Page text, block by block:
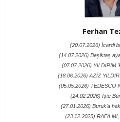
Ferhan
(20.07.2026) İcardi
(14.07.2026) Beşiktaş
(07.07.2026) YILDIRIM
(18.06.2026) AZİZ
(05.05.2026) TEDESCO
(24.02.2026) İşte
(27.01.2026) Buruk’a
(23.12.2025) RAFA